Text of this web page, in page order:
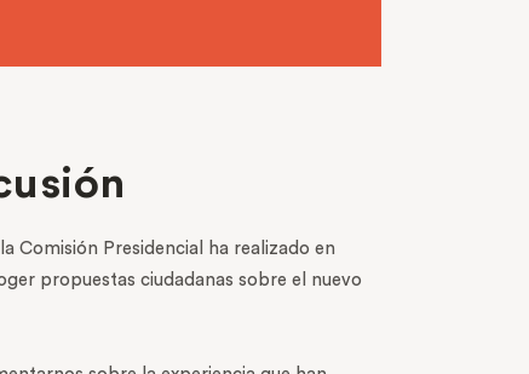
Comisión Presidencial ha realizado en
propuestas ciudadanas sobre el nuevo